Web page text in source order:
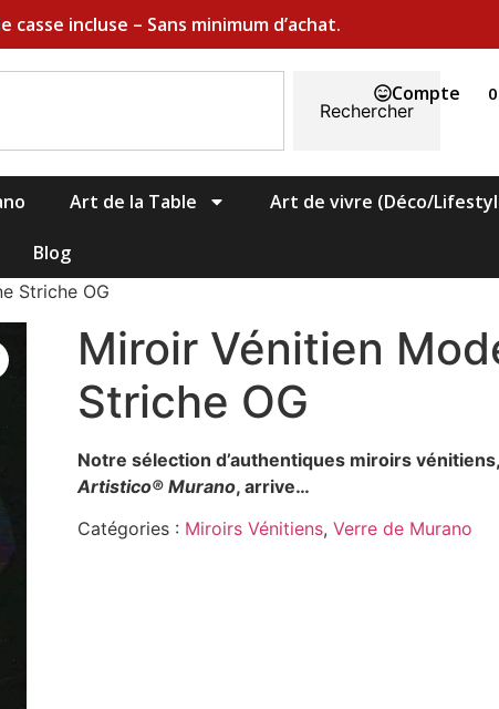
incluse – Sans minimum d’achat.
Rechercher
Compte
Art de la Table Art de vivre (Déco/
Blog
Striche OG
Miroir Vénitien
Striche OG
Notre sélection d’authentiques miroirs vénitiens,
Artistico® Murano, arrive…
Catégories : Miroirs Vénitiens, Verre de Murano